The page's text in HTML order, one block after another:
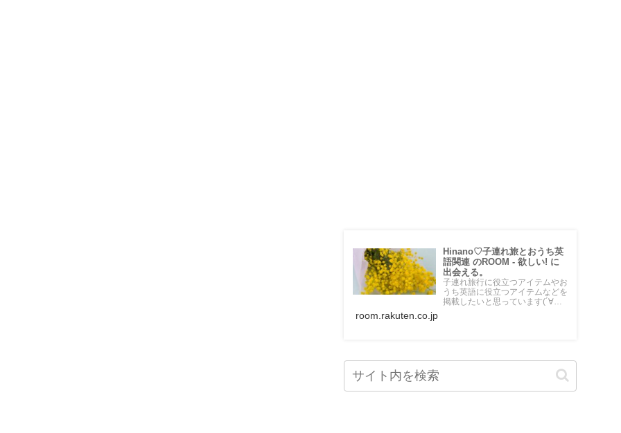
Hinano♡子連れ旅とおうち英
語関連 のROOM - 欲しい! に
出会える。
子連れ旅行に役立つアイテムやお
うち英語に役立つアイテムなどを
掲載したいと思っています(´∀｀
がよろしくお願いします✴︎
room.rakuten.co.jp